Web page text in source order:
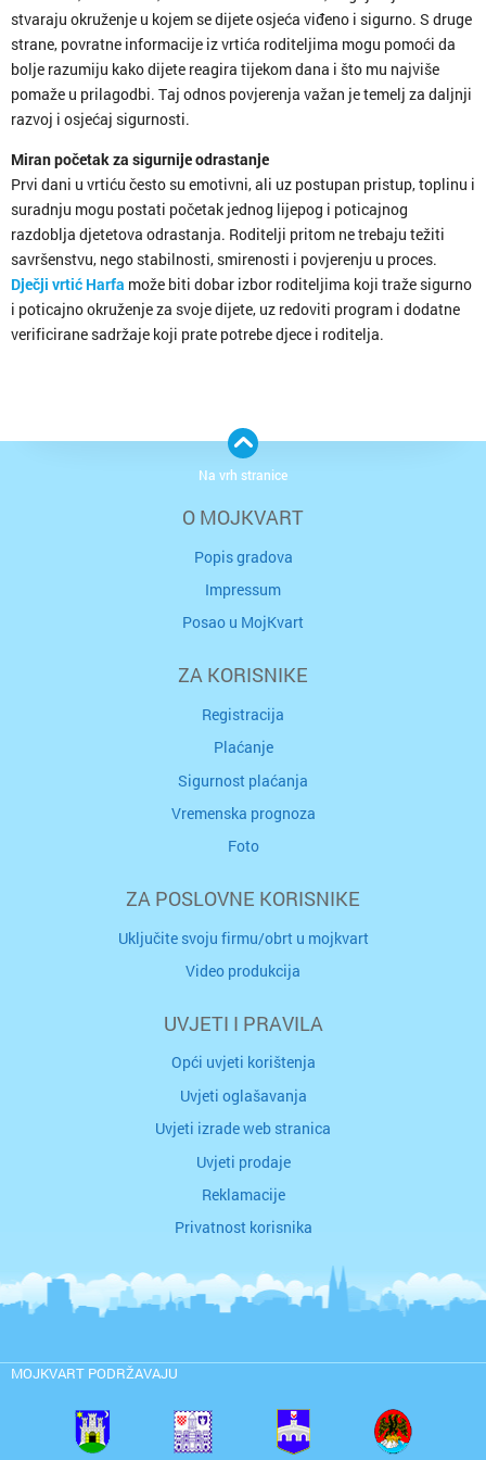
stvaraju okruženje u kojem se dijete osjeća viđeno i sigurno. S druge
strane, povratne informacije iz vrtića roditeljima mogu pomoći da
bolje razumiju kako dijete reagira tijekom dana i što mu najviše
pomaže u prilagodbi. Taj odnos povjerenja važan je temelj za daljnji
razvoj i osjećaj sigurnosti.
Miran početak za sigurnije odrastanje
Prvi dani u vrtiću često su emotivni, ali uz postupan pristup, toplinu i
suradnju mogu postati početak jednog lijepog i poticajnog
razdoblja djetetova odrastanja. Roditelji pritom ne trebaju težiti
savršenstvu, nego stabilnosti, smirenosti i povjerenju u proces.
Dječji vrtić Harfa može biti dobar izbor roditeljima koji traže sigurno
i poticajno okruženje za svoje dijete, uz redoviti program i dodatne
verificirane sadržaje koji prate potrebe djece i roditelja.
O MOJKVART
Popis gradova
Impressum
Posao u MojKvart
ZA KORISNIKE
Registracija
Plaćanje
Sigurnost plaćanja
Vremenska prognoza
Foto
ZA POSLOVNE KORISNIKE
Uključite svoju firmu/obrt u mojkvart
Video produkcija
UVJETI I PRAVILA
Opći uvjeti korištenja
Uvjeti oglašavanja
Uvjeti izrade web stranica
Uvjeti prodaje
Reklamacije
Privatnost korisnika
MOJKVART PODRŽAVAJU
Na vrh stranice